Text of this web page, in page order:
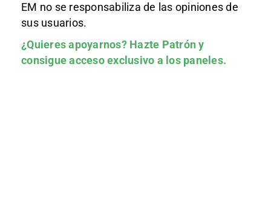
EM no se responsabiliza de las opiniones de
sus usuarios.
¿Quieres apoyarnos? Hazte Patróny
consigue acceso exclusivo a los paneles.